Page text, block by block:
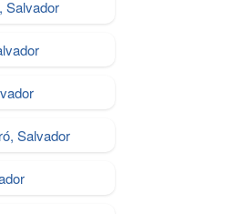
Salvador
Salvador